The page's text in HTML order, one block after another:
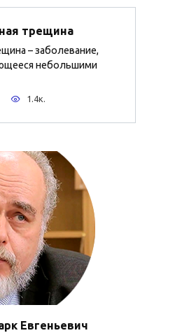
трещина
– заболевание,
небольшими
1.4к.
Евгеньевич